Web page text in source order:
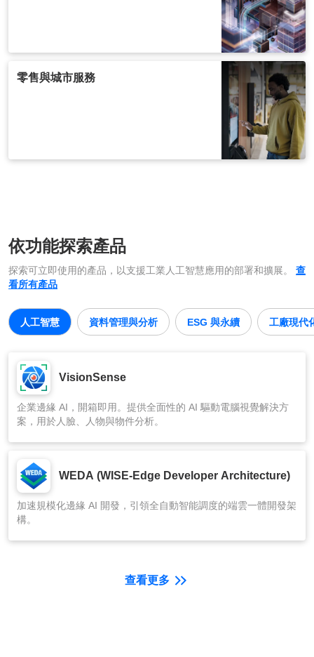
零售與城市服務
依功能探索產品
探索可立即使用的產品，以支援工業人工智慧應用的部署和擴展。 查
看所有產品
人工智慧 資料管理與分析 ESG 與永續 工廠現代
VisionSense
企業邊緣 AI，開箱即用。提供全面性的 AI 驅動電腦視覺解決方
案，用於人臉、人物與物件分析。
WEDA (WISE-Edge Developer Architecture)
加速規模化邊緣 AI 開發，引領全自動智能調度的端雲一體開發架
構。
查看更多